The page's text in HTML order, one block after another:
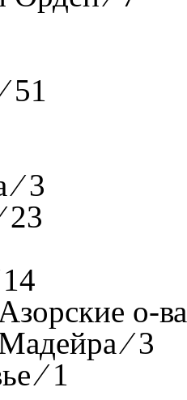
51
3
23
о-ва
⁄ 3
⁄ 1